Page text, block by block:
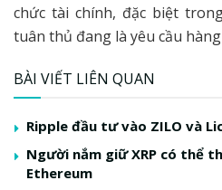
chức tài chính, đặc biệt
tuân thủ đang là yêu cầu
BÀI VIẾT LIÊN QUAN
Ripple đầu tư vào ZILO và
Người nắm giữ XRP có thể
Ethereum